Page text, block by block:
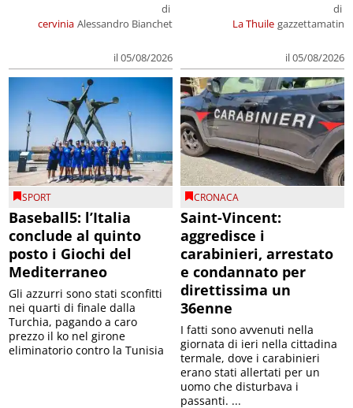
cervinia
di
Alessandro Bianchet
il 05/08/2026
La Thuile
di
gazzettamatin
il 05/08/2026
SPORT
Baseball5: l’Italia
conclude al quinto
posto i Giochi del
Mediterraneo
Gli azzurri sono stati sconfitti
nei quarti di finale dalla
Turchia, pagando a caro
prezzo il ko nel girone
eliminatorio contro la Tunisia
CRONACA
Saint-Vincent:
aggredisce i
carabinieri, arrestato
e condannato per
direttissima un
36enne
I fatti sono avvenuti nella
giornata di ieri nella cittadina
termale, dove i carabinieri
erano stati allertati per un
uomo che disturbava i
passanti. ...